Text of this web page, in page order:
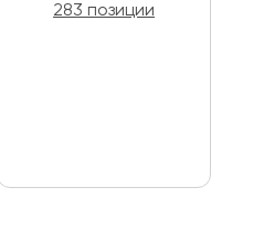
283 позиции